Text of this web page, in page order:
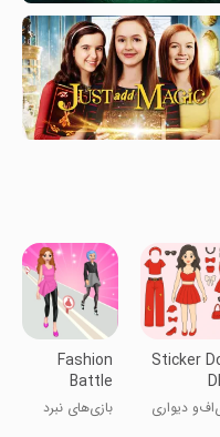
Sticker
دیواری
Fashion
Battle
Dress up
Games
بازی‌های نبرد